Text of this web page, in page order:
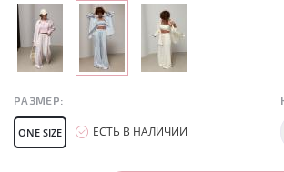
РАЗМЕР:
ONE SIZE ЕСТЬ В НАЛИЧИИ